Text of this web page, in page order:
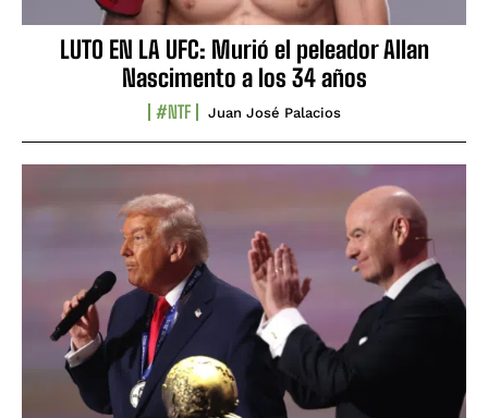
LUTO EN LA UFC: Murió el peleador Allan
Nascimento a los 34 años
#NTF Juan José Palacios